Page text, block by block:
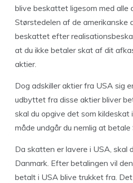
blive beskattet ligesom med alle
Størstedelen af de amerikanske
beskattet efter
at du ikke betaler skat af dit
aktier.
Dog adskiller aktier fra USA sig
udbyttet fra disse aktier bliver
skal du opgive det som kildeskat
måde undgår du nemlig at betale
Da skatten er lavere i USA, skal
Danmark. Efter betalingen vil
betalt i USA blive trukket fra.